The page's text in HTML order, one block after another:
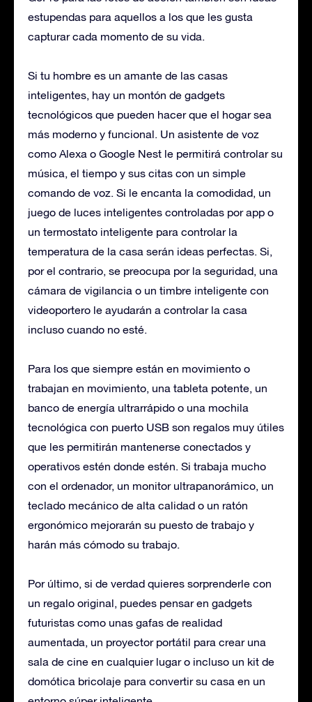
estupendas para aquellos a los que les gusta
capturar cada momento de su vida.
Si tu hombre es un amante de las casas
inteligentes, hay un montón de gadgets
tecnológicos que pueden hacer que el hogar sea
más moderno y funcional. Un asistente de voz
como Alexa o Google Nest le permitirá controlar su
música, el tiempo y sus citas con un simple
comando de voz. Si le encanta la comodidad, un
juego de luces inteligentes controladas por app o
un termostato inteligente para controlar la
temperatura de la casa serán ideas perfectas. Si,
por el contrario, se preocupa por la seguridad, una
cámara de vigilancia o un timbre inteligente con
videoportero le ayudarán a controlar la casa
incluso cuando no esté.
Para los que siempre están en movimiento o
trabajan en movimiento, una tableta potente, un
banco de energía ultrarrápido o una mochila
tecnológica con puerto USB son regalos muy útiles
que les permitirán mantenerse conectados y
operativos estén donde estén. Si trabaja mucho
con el ordenador, un monitor ultrapanorámico, un
teclado mecánico de alta calidad o un ratón
ergonómico mejorarán su puesto de trabajo y
harán más cómodo su trabajo.
Por último, si de verdad quieres sorprenderle con
un regalo original, puedes pensar en gadgets
futuristas como unas gafas de realidad
aumentada, un proyector portátil para crear una
sala de cine en cualquier lugar o incluso un kit de
domótica bricolaje para convertir su casa en un